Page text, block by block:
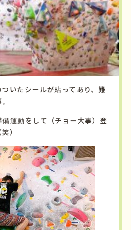
いたシールが貼ってあり、難
備運動をして（チョー大事）登
）